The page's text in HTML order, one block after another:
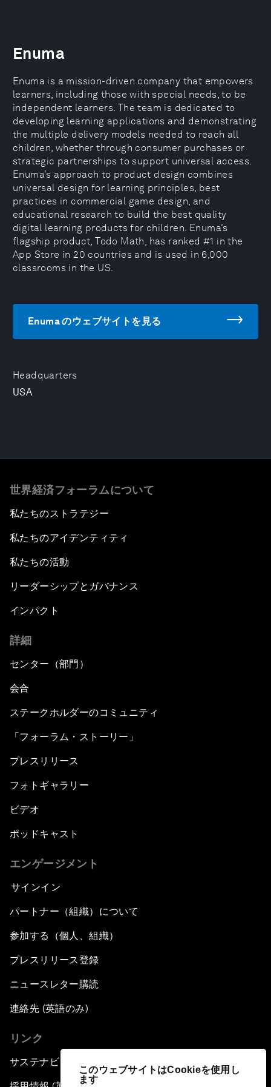
このウェブサイトはCookieを使用し
ます
Headquarters
USA
Enuma
Enuma is a mission-driven company that empowers
learners, including those with special needs, to be
independent learners. The team is dedicated to
developing learning applications and demonstrating
the multiple delivery models needed to reach all
children, whether through consumer purchases or
strategic partnerships to support universal access.
Enuma’s approach to product design combines
universal design for learning principles, best
practices in commercial game design, and
educational research to build the best quality
digital learning products for children. Enuma’s
flagship product, Todo Math, has ranked #1 in the
App Store in 20 countries and is used in 6,000
classrooms in the US.
Enuma のウェブサイトを見る
世界経済フォーラムについて
私たちのストラテジー
私たちのアイデンティティ
私たちの活動
リーダーシップとガバナンス
インパクト
詳細
センター（部門）
会合
ステークホルダーのコミュニティ
「フォーラム・ストーリー」
プレスリリース
フォトギャラリー
ビデオ
ポッドキャスト
エンゲージメント
サインイン
パートナー（組織）について
参加する（個人、組織）
プレスリリース登録
ニュースレター購読
連絡先 (英語のみ)
リンク
サステナビリティへの取り組み